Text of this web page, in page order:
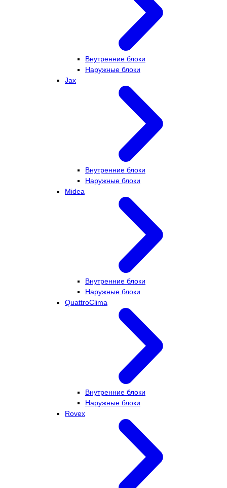
Внутренние блоки
Наружные блоки
Jax
Внутренние блоки
Наружные блоки
Midea
Внутренние блоки
Наружные блоки
QuattroClima
Внутренние блоки
Наружные блоки
Rovex